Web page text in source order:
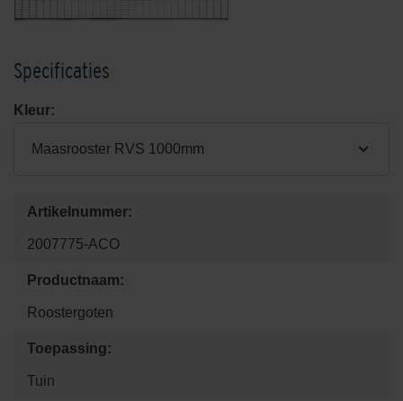
Specificaties
Kleur:
Maasrooster RVS 1000mm
Artikelnummer:
2007775-ACO
Productnaam:
Roostergoten
Toepassing:
Tuin